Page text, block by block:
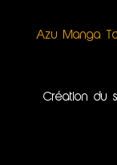
Azu Manga
Création du